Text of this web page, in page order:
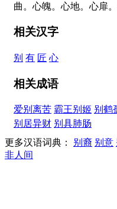
曲。心魄。心地。心扉
相关汉字
别 有 匠 心
相关成语
爱别离苦 霸王别姬 别鹤
别居异财 别具肺肠
更多汉语词典： 别裔 别意
非人间